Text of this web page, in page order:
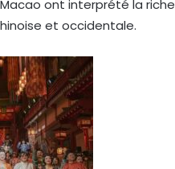
ont interprété la riche
et occidentale.